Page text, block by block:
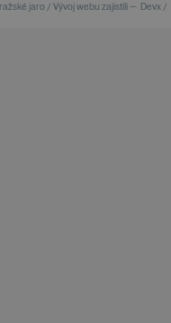
jaro / Vývoj webu zajistili — Devx /